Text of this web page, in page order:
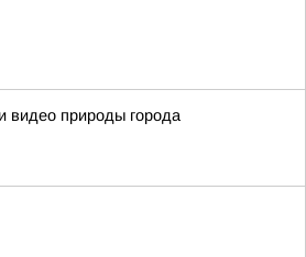
видео природы города